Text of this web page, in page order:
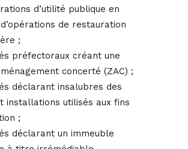
d’utilité publique en
de restauration
;
préfectoraux créant une
concerté (ZAC) ;
déclarant insalubres des
installations utilisés aux fins
;
déclarant un immeuble